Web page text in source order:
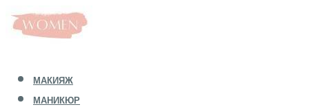
МАКИЯЖ
МАНИКЮР